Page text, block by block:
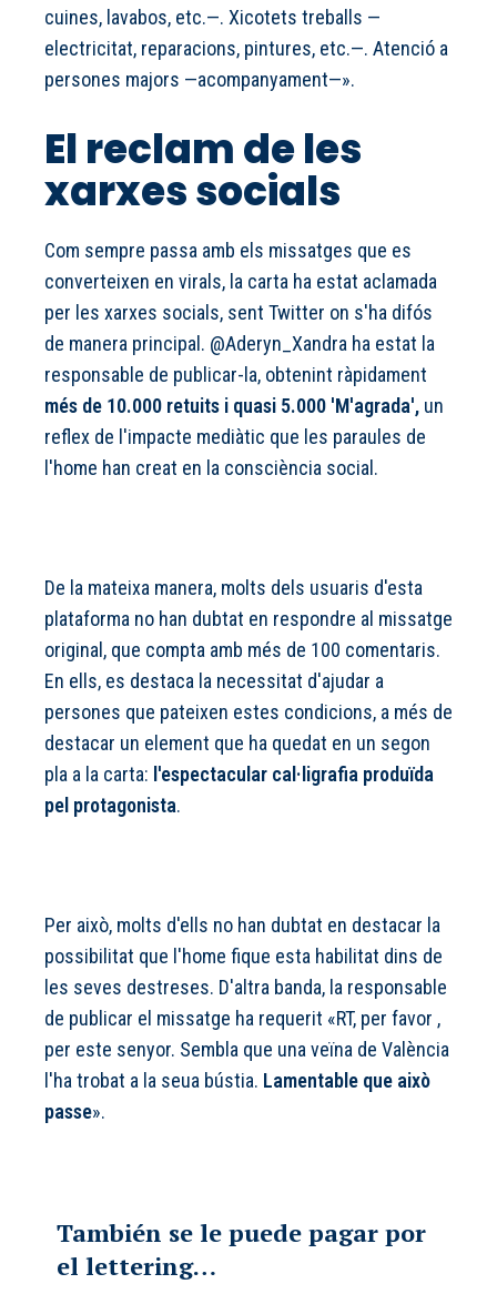
cuines, lavabos, etc.—. Xicotets treballs —
electricitat, reparacions, pintures, etc.—. Atenció a
persones majors —acompanyament—».
El reclam de les
xarxes socials
Com sempre passa amb els missatges que es
converteixen en virals, la carta ha estat aclamada
per les xarxes socials, sent Twitter on s'ha difós
de manera principal. @Aderyn_Xandra ha estat la
responsable de publicar-la, obtenint ràpidament
més de 10.000 retuits i quasi 5.000 'M'agrada', un
reflex de l'impacte mediàtic que les paraules de
l'home han creat en la consciència social.
De la mateixa manera, molts dels usuaris d'esta
plataforma no han dubtat en respondre al missatge
original, que compta amb més de 100 comentaris.
En ells, es destaca la necessitat d'ajudar a
persones que pateixen estes condicions, a més de
destacar un element que ha quedat en un segon
pla a la carta: l'espectacular cal·ligrafia produïda
pel protagonista.
Per això, molts d'ells no han dubtat en destacar la
possibilitat que l'home fique esta habilitat dins de
les seves destreses. D'altra banda, la responsable
de publicar el missatge ha requerit «RT, per favor ,
per este senyor. Sembla que una veïna de València
l'ha trobat a la seua bústia. Lamentable que això
passe».
También se le puede pagar por
el lettering…